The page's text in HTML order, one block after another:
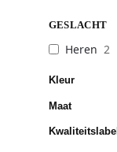
GESLACHT
Heren 2
Kleur
Maat
Kwaliteitslabel